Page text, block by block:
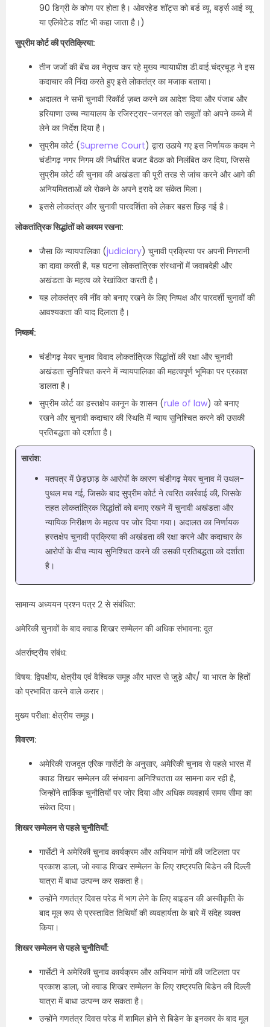
90 डिग्री के कोण पर होता है। ओवरहेड शॉट्स को बर्ड व्यू, बर्ड्स आई व्यू
या एलिवेटेड शॉट भी कहा जाता है।)
सुप्रीम कोर्ट की प्रतिक्रिया:
तीन जजों की बेंच का नेतृत्व कर रहे मुख्य न्यायाधीश डी.वाई.चंद्रचूड़ ने इस
कदाचार की निंदा करते हुए इसे लोकतंत्र का मजाक बताया।
अदालत ने सभी चुनावी रिकॉर्ड ज़ब्त करने का आदेश दिया और पंजाब और
हरियाणा उच्च न्यायालय के रजिस्ट्रार-जनरल को सबूतों को अपने कब्जे में
लेने का निर्देश दिया है।
सुप्रीम कोर्ट (Supreme Court) द्वारा उठाये गए इस निर्णायक कदम ने
चंडीगढ़ नगर निगम की निर्धारित बजट बैठक को निलंबित कर दिया, जिससे
सुप्रीम कोर्ट की चुनाव की अखंडता की पूरी तरह से जांच करने और आगे की
अनियमितताओं को रोकने के अपने इरादे का संकेत मिला।
इससे लोकतंत्र और चुनावी पारदर्शिता को लेकर बहस छिड़ गई है।
लोकतांत्रिक सिद्धांतों को कायम रखना:
जैसा कि न्यायपालिका (judiciary) चुनावी प्रक्रिया पर अपनी निगरानी
का दावा करती है, यह घटना लोकतांत्रिक संस्थानों में जवाबदेही और
अखंडता के महत्व को रेखांकित करती है।
यह लोकतंत्र की नींव को बनाए रखने के लिए निष्पक्ष और पारदर्शी चुनावों की
आवश्यकता की याद दिलाता है।
निष्कर्ष:
चंडीगढ़ मेयर चुनाव विवाद लोकतांत्रिक सिद्धांतों की रक्षा और चुनावी
अखंडता सुनिश्चित करने में न्यायपालिका की महत्वपूर्ण भूमिका पर प्रकाश
डालता है।
सुप्रीम कोर्ट का हस्तक्षेप कानून के शासन (rule of law) को बनाए
रखने और चुनावी कदाचार की स्थिति में न्याय सुनिश्चित करने की उसकी
प्रतिबद्धता को दर्शाता है।
सारांश:
मतपत्र में छेड़छाड़ के आरोपों के कारण चंडीगढ़ मेयर चुनाव में उथल-
पुथल मच गई, जिसके बाद सुप्रीम कोर्ट ने त्वरित कार्रवाई की, जिसके
तहत लोकतांत्रिक सिद्धांतों को बनाए रखने में चुनावी अखंडता और
न्यायिक निरीक्षण के महत्व पर जोर दिया गया। अदालत का निर्णायक
हस्तक्षेप चुनावी प्रक्रिया की अखंडता की रक्षा करने और कदाचार के
आरोपों के बीच न्याय सुनिश्चित करने की उसकी प्रतिबद्धता को दर्शाता
है।
सामान्य अध्ययन प्रश्न पत्र 2 से संबंधित:
अमेरिकी चुनावों के बाद क्वाड शिखर सम्मेलन की अधिक संभावना: दूत
अंतर्राष्ट्रीय संबंध:
विषय: द्विपक्षीय, क्षेत्रीय एवं वैश्विक समूह और भारत से जुड़े और/ या भारत के हितों
को प्रभावित करने वाले करार।
मुख्य परीक्षा: क्षेत्रीय समूह।
विवरण:
अमेरिकी राजदूत एरिक गार्सेटी के अनुसार, अमेरिकी चुनाव से पहले भारत में
क्वाड शिखर सम्मेलन की संभावना अनिश्चितता का सामना कर रही है,
जिन्होंने तार्किक चुनौतियों पर जोर दिया और अधिक व्यवहार्य समय सीमा का
संकेत दिया।
शिखर सम्मेलन से पहले चुनौतियाँ:
गार्सेटी ने अमेरिकी चुनाव कार्यक्रम और अभियान मांगों की जटिलता पर
प्रकाश डाला, जो क्वाड शिखर सम्मेलन के लिए राष्ट्रपति बिडेन की दिल्ली
यात्रा में बाधा उत्पन्न कर सकता है।
उन्होंने गणतंत्र दिवस परेड में भाग लेने के लिए बाइडन की अस्वीकृति के
बाद मूल रूप से प्रस्तावित तिथियों की व्यवहार्यता के बारे में संदेह व्यक्त
किया।
शिखर सम्मेलन से पहले चुनौतियाँ:
गार्सेटी ने अमेरिकी चुनाव कार्यक्रम और अभियान मांगों की जटिलता पर
प्रकाश डाला, जो क्वाड शिखर सम्मेलन के लिए राष्ट्रपति बिडेन की दिल्ली
यात्रा में बाधा उत्पन्न कर सकता है।
उन्होंने गणतंत्र दिवस परेड में शामिल होने से बिडेन के इनकार के बाद मूल